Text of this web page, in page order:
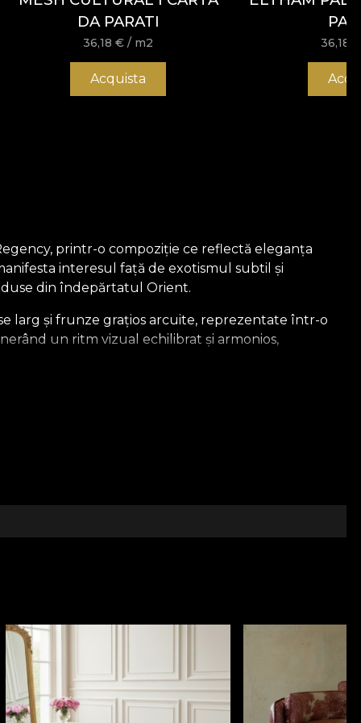
DA PARATI
36,18€ / m2
Acquista
36,18
printr-o compoziție ce reflectă eleganța
interesul față de exotismul subtil și
din îndepărtatul Orient.
larg și frunze grațios arcuite, reprezentate într-o
un ritm vizual echilibrat și armonios,
exotice și dispunerea ritmică, ordonată, sunt